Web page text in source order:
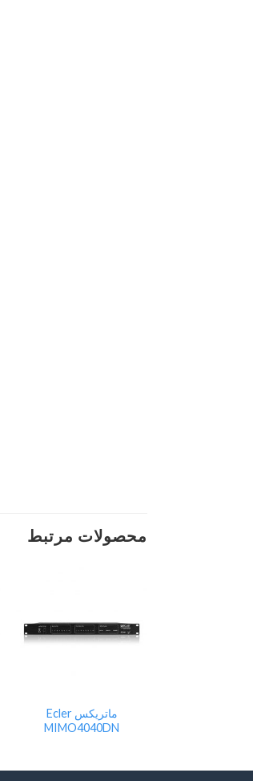
محصولات مرتبط
wishlist
ماتریکس Ecler
MIMO4040DN